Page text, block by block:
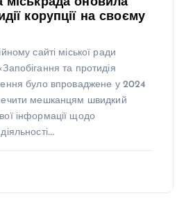
міськрада оновила
корупції на своєму
сайті міської ради
та протидія
було впроваджене у 2024
мешканцям швидкий
інформації щодо